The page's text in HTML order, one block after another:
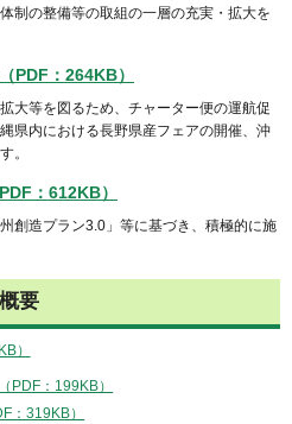
制の整備等の取組の⼀層の充実・拡大を
PDF：264KB）
大等を図るため、チャーター便の運航促
県内における⻑野県産フェアの開催、沖
。
：612KB）
創造プラン3.0」等に基づき、積極的に施
要
）
PDF：199KB）
：319KB）